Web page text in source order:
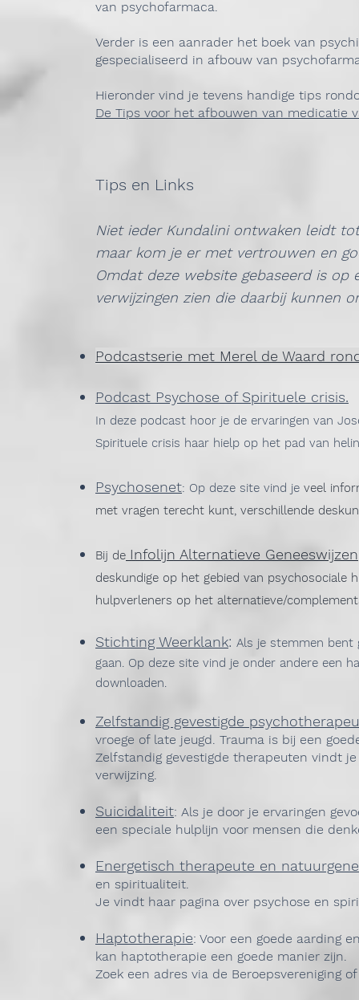
van psychofarmaca.
Verder is een aanrader het boek van
gespecialiseerd in afbouw van
Hieronder vind je tevens handige tips
De Tips voor het afbouwen van medicatie
Tips en Links
Niet ieder Kundalini ontwaken leidt
maar kom je er met vertrouwen en
Omdat deze website gebaseerd is op
verwijzingen zien die daarbij kunnen
Podcastserie met Merel de Waard
Podcast Psychose of Spirituele crisis.
In deze podcast hoor je de ervaringen van
Spirituele crisis haar hielp op het pad van
Psychosenet: Op deze site vind je veel
met vragen terecht kunt, verschillende
Bij de Infolijn Alternatieve Geneeswijzen
deskundige op het gebied van psychosociale
hulpverleners op het alternatieve/
Stichting Weerklank: Als je stemmen bent
gaan. Op deze site vind je onder andere een
downloaden.
Zelfstandig gevestigde
vroege of late jeugd. Trauma is bij een
Zelfstandig gevestigde therapeuten vindt
verwijzing.
Suicidaliteit: Als je door je ervaringen
een speciale hulplijn voor mensen die
Energetisch therapeute en
en spiritualiteit.
Je vindt haar pagina over psychose en
Haptotherapie: Voor een goede aarding
kan haptotherapie een goede manier zijn.
Zoek een adres via de Beroepsvereniging